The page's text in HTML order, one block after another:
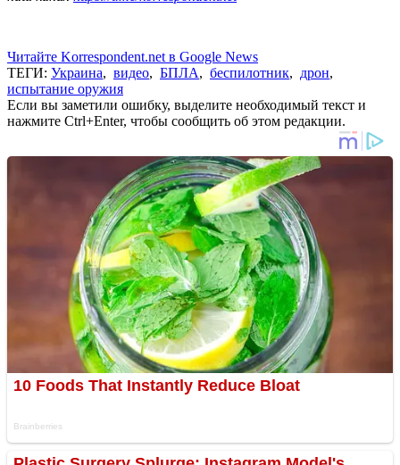
Читайте Korrespondent.net в Google News
ТЕГИ: Украина, видео, БПЛА, беспилотник, дрон,
испытание оружия
Если вы заметили ошибку, выделите необходимый текст и
нажмите Ctrl+Enter, чтобы сообщить об этом редакции.